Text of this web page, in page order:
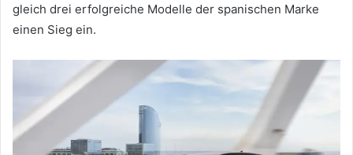
gleich drei erfolgreiche Modelle der spanischen Marke
einen Sieg ein.